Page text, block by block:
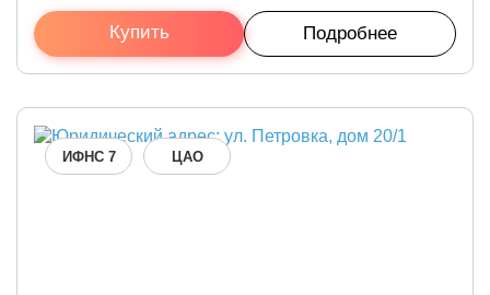
Купить Подробнее
ИФНС 7 ЦАО